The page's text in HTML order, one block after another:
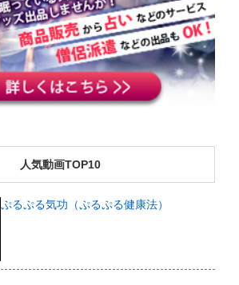
人気動画TOP10
ぷるぷる気功（ぷるぷる健康法）